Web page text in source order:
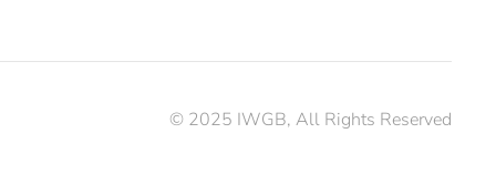
© 2025 IWGB, All Rights Reserved